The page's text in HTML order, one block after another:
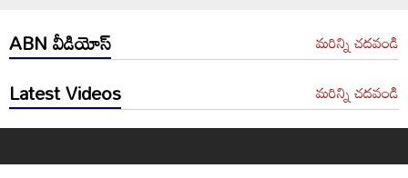
ABN వీడియోస్ మరిన్ని చదవండి
Latest Videos మరిన్ని చదవండి